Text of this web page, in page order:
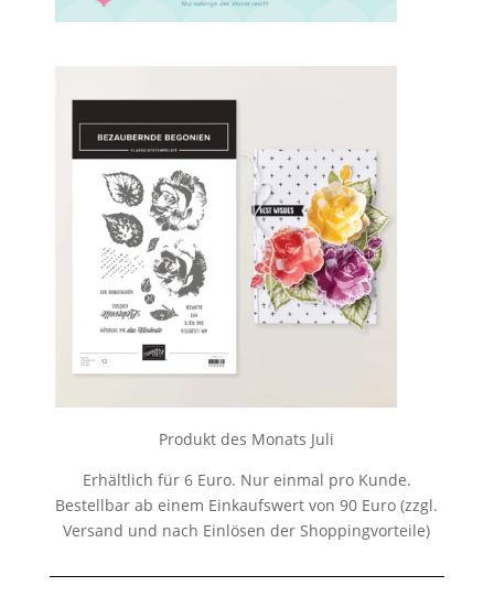
Produkt des Monats Juli
Erhältlich für 6 Euro. Nur einmal pro Kunde.
Bestellbar ab einem Einkaufswert von 90 Euro (zzgl.
Versand und nach Einlösen der Shoppingvorteile)